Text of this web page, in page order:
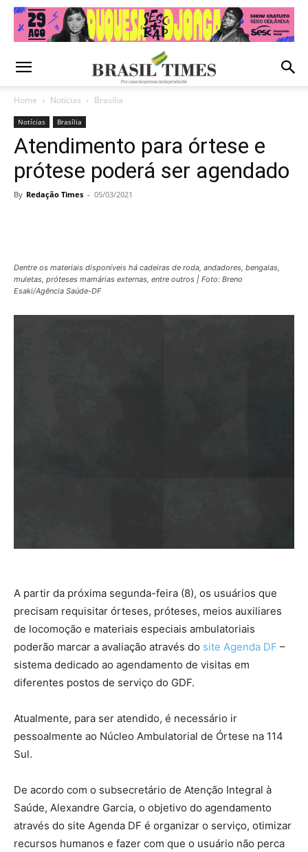
Home Notícias Brasília
Notícias Brasília
Atendimento para órtese e
prótese poderá ser agendado
By Redação Times - 05/03/2021
Dentre os materiais disponíveis há cadeiras de roda, andadores, bengalas,
muletas, próteses mamárias externas, entre outros | Foto: Breno
Esaki/Agência Saúde-DF
A partir da próxima segunda-feira (8), os usuários que
precisam requisitar órteses, próteses, meios auxiliares
de locomoção e materiais especiais ambulatoriais
poderão marcar a avaliação através do site Agenda DF –
sistema dedicado ao agendamento de visitas em
diferentes postos de serviço do GDF.
Atualmente, para ser atendido, é necessário ir
pessoalmente ao Núcleo Ambulatorial de Órtese na 114
Sul.
De acordo com o subsecretário de Atenção Integral à
Saúde, Alexandre Garcia, o objetivo do agendamento
através do site Agenda DF é organizar o serviço, otimizar
recursos humanos e fazer com que o usuário não perca